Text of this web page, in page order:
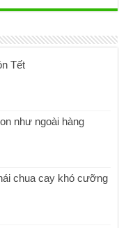
Tết
như ngoài hàng
chua cay khó cưỡng